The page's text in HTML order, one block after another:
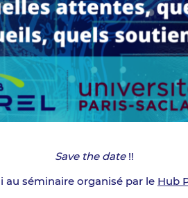
Save the date!!
au séminaire organisé par le Hub